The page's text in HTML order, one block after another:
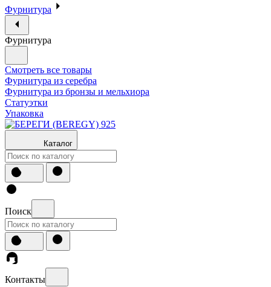
Фурнитура
Фурнитура
Смотреть все товары
Фурнитура из серебра
Фурнитура из бронзы и мельхиора
Статуэтки
Упаковка
Каталог
Поиск
Контакты